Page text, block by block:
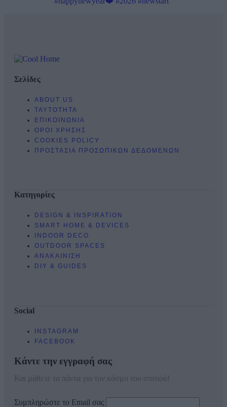
Σελίδες
ABOUT US
ΤΑΥΤΟΤΗΤΑ
ΕΠΙΚΟΙΝΩΝΙΑ
ΟΡΟΙ ΧΡΗΣΗΣ
COOKIES POLICY
ΠΡΟΣΤΑΣΙΑ ΠΡΟΣΩΠΙΚΩΝ ΔΕΔΟΜΕΝΩΝ
Κατηγορίες
DESIGN & INSPIRATION
SMART HOME & DEVICES
INDOOR DECO
OUTDOOR SPACES
ΑΝΑΚΑΙΝΙΣΗ
DIY & GUIDES
Social
INSTAGRAM
FACEBOOK
Κάντε την εγγραφή σας
Και μάθετε τα πάντα για τον κόσμο του σπιτιού!
Συμπληρώστε το Email σας